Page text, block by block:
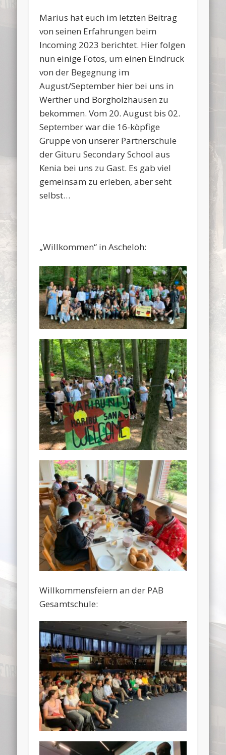
Marius hat euch im letzten Beitrag
von seinen Erfahrungen beim
Incoming 2023 berichtet. Hier folgen
nun einige Fotos, um einen Eindruck
von der Begegnung im
August/September hier bei uns in
Werther und Borgholzhausen zu
bekommen. Vom 20. August bis 02.
September war die 16-köpfige
Gruppe von unserer Partnerschule
der Gituru Secondary School aus
Kenia bei uns zu Gast. Es gab viel
gemeinsam zu erleben, aber seht
selbst…
„Willkommen“ in Ascheloh:
Willkommensfeiern an der PAB
Gesamtschule: